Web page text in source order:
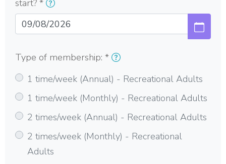
start? *
Type of membership: *
1 time/week (Annual) - Recreational Adults
1 time/week (Monthly) - Recreational Adults
2 times/week (Annual) - Recreational Adults
2 times/week (Monthly) - Recreational
Adults